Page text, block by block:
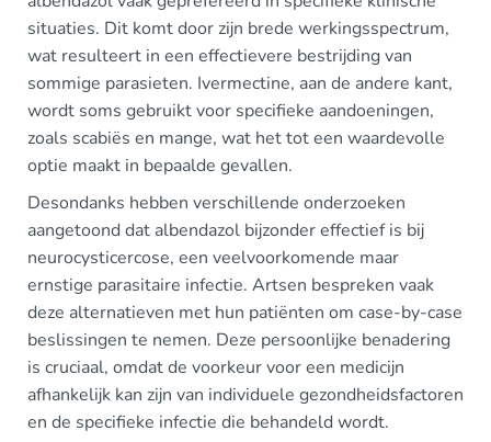
situaties. Dit komt door zijn brede werkingsspectrum,
wat resulteert in een effectievere bestrijding van
sommige parasieten. Ivermectine, aan de andere kant,
wordt soms gebruikt voor specifieke aandoeningen,
zoals scabiës en mange, wat het tot een waardevolle
optie maakt in bepaalde gevallen.
Desondanks hebben verschillende onderzoeken
aangetoond dat albendazol bijzonder effectief is bij
neurocysticercose, een veelvoorkomende maar
ernstige parasitaire infectie. Artsen bespreken vaak
deze alternatieven met hun patiënten om case-by-case
beslissingen te nemen. Deze persoonlijke benadering
is cruciaal, omdat de voorkeur voor een medicijn
afhankelijk kan zijn van individuele gezondheidsfactoren
en de specifieke infectie die behandeld wordt.